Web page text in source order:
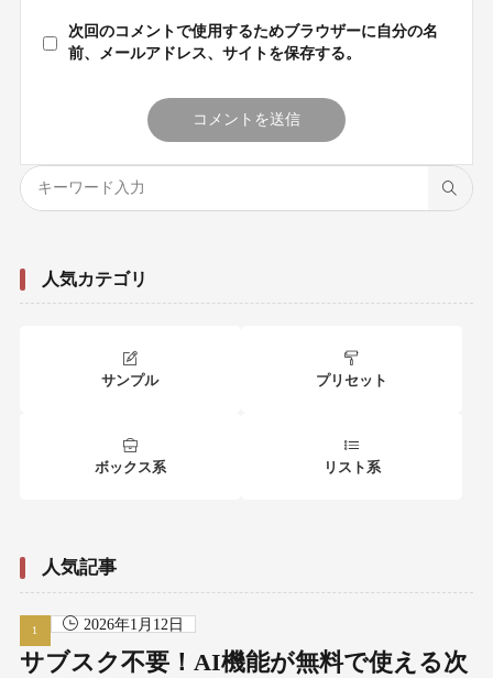
次回のコメントで使用するためブラウザーに自分の名
前、メールアドレス、サイトを保存する。
人気カテゴリ
サンプル プリセット
ボックス系 リスト系
人気記事
2026年1月12日
サブスク不要！AI機能が無料で使える次